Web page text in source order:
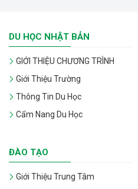
DU HỌC NHẬT BẢN
GIỚI THIỆU CHƯƠNG TRÌNH
Giới Thiệu Trường
Thông Tin Du Học
Cẩm Nang Du Học
ĐÀO TẠO
Giới Thiệu Trung Tâm